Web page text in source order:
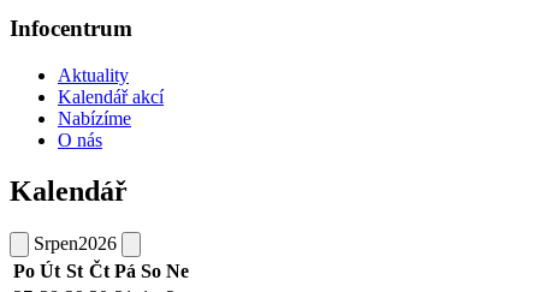
Infocentrum
Aktuality
Kalendář akcí
Nabízíme
O nás
Kalendář
Srpen2026
Po Út St Čt Pá So Ne